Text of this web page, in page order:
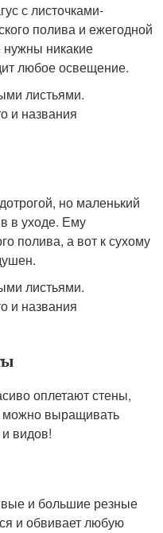
с листочками-
полива и ежегодной
нужны никакие
любое освещение.
но маленький
в уходе. Ему
полива, а вот к сухому
оплетают стены,
можно выращивать
видов!
и большие резные
и обвивает любую